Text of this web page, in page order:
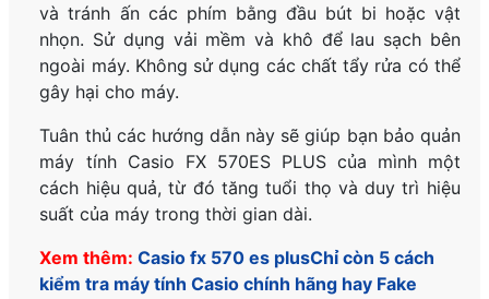
và tránh ấn các phím bằng đầu bút bi hoặc vật
nhọn. Sử dụng vải mềm và khô để lau sạch bên
ngoài máy. Không sử dụng các chất tẩy rửa có thể
gây hại cho máy.
Tuân thủ các hướng dẫn này sẽ giúp bạn bảo quản
máy tính Casio FX 570ES PLUS của mình một
cách hiệu quả, từ đó tăng tuổi thọ và duy trì hiệu
suất của máy trong thời gian dài.
Xem thêm:Casio fx 570 es plusChỉ còn 5 cách
kiểm tra máy tính Casio chính hãng hay Fake